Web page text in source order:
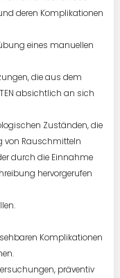
deren Komplikationen
eines manuellen
die aus dem
absichtlich an sich
Zuständen, die
von Rauschmitteln
durch die Einnahme
hervorgerufen
Komplikationen
präventiv